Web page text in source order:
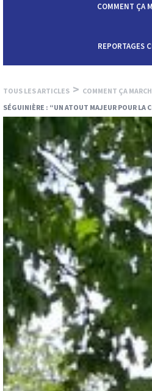
COMMENT ÇA
REPORTAGES
TOUS LES ARTICLES > COMMENT ÇA
SÉGUINIÈRE : “UN ATOUT MAJEUR POUR LA